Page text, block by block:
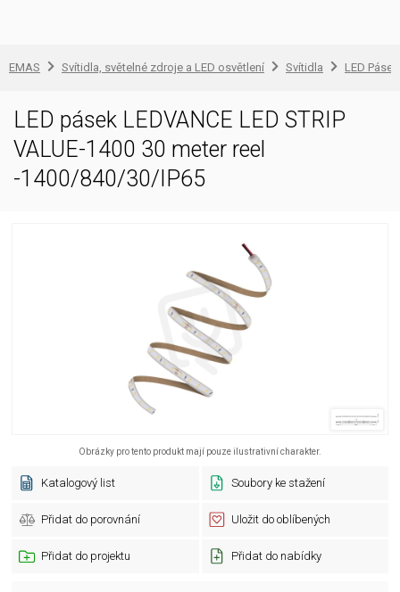
EMAS Svítidla, světelné zdroje a LED osvětlení Svítidla LED
LED pásek LEDVANCE LED STRIP
VALUE-1400 30 meter reel
-1400/840/30/IP65
Obrázky pro tento produkt mají pouze ilustrativní charakter.
Katalogový list Soubory ke stažení
Přidat do porovnání Uložit do oblíbených
Přidat do projektu Přidat do nabídky